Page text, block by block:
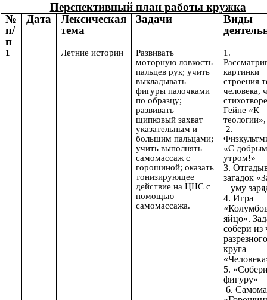
Перспективный план работы кружка
№
п/
п
Дата
Лексическая
тема
Задачи
Виды
1 Летние истории
Развивать
моторную ловкость
пальцев рук; учить
выкладывать
фигуры палочками
по образцу;
развивать
щипковый захват
указательным и
большим пальцами;
учить выполнять
самомассаж с
горошиной; оказать
тонизирующее
действие на ЦНС с
помощью
самомассажа.
1.
картинки
строения
человека,
Гейне «К
теологии»,
2.
«С добрым
утром!»
3.
загадок
– уму
4. Игра
яйцо».
собери из
разрезного
круга
5.
фигуру»
6.